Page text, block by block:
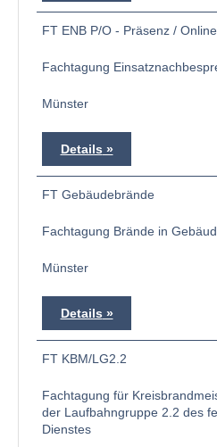
FT ENB P/O - Präsenz / Online
Fachtagung
Münster
Details
FT Gebäudebrände
Fachtagung Brände in
Münster
Details
FT KBM/LG2.2
Fachtagung für
der Laufbahngruppe 2.2 des
Dienstes